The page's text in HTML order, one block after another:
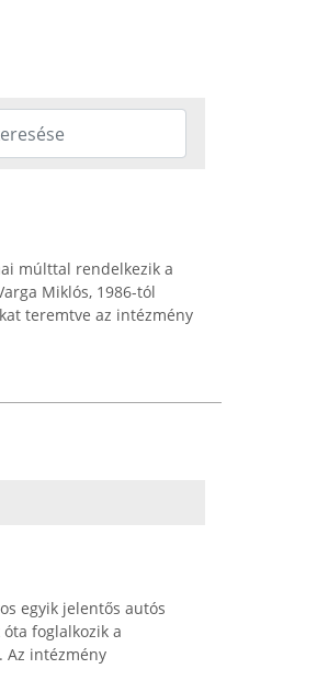
múlttal rendelkezik a
Miklós, 1986-tól
teremtve az intézmény
egyik jelentős autós
foglalkozik a
Az intézmény